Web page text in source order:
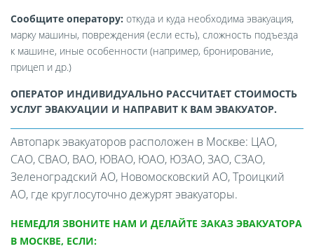
Сообщите оператору: откуда и куда необходима эвакуация,
марку машины, повреждения (если есть), сложность подъезда
к машине, иные особенности (например, бронирование,
прицеп и др.)
ОПЕРАТОР ИНДИВИДУАЛЬНО РАССЧИТАЕТ СТОИМОСТЬ
УСЛУГ ЭВАКУАЦИИ И НАПРАВИТ К ВАМ ЭВАКУАТОР.
Автопарк эвакуаторов расположен в Москве: ЦАО,
САО, СВАО, ВАО, ЮВАО, ЮАО, ЮЗАО, ЗАО, СЗАО,
Зеленоградский АО, Новомосковский АО, Троицкий
АО, где круглосуточно дежурят эвакуаторы.
НЕМЕДЛЯ ЗВОНИТЕ НАМ И ДЕЛАЙТЕ ЗАКАЗ ЭВАКУАТОРА
В МОСКВЕ, ЕСЛИ: